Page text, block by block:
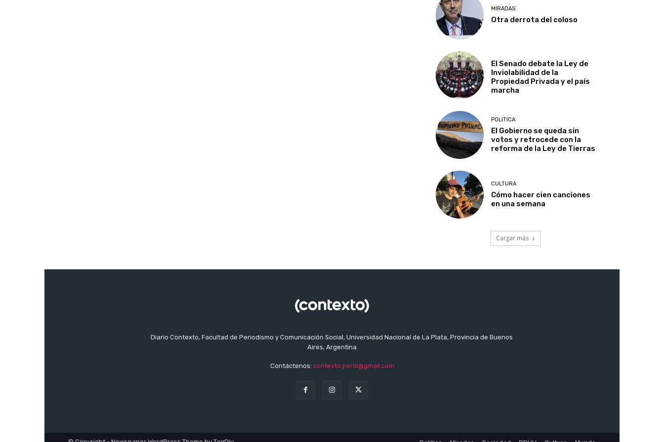
MIRADAS
Otra derrota del coloso
El Senado debate la Ley de
Inviolabilidad de la
Propiedad Privada y el país
marcha
POLITICA
El Gobierno se queda sin
votos y retrocede con la
reforma de la Ley de Tierras
CULTURA
Cómo hacer cien canciones
en una semana
Cargar más
Diario Contexto, Facultad de Periodismo y Comunicación Social, Universidad Nacional de La Plata, Provincia de Buenos
Aires, Argentina
Contáctenos: contexto.perio@gmail.com